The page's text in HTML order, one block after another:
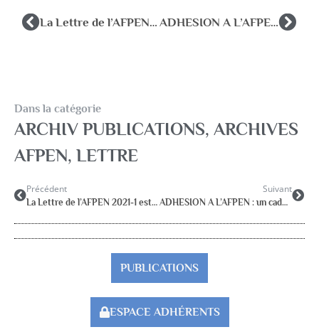
La Lettre de l’AFPEN 2021-1 est parue… ADHESION A L’AFPEN : un cadeau pour le 1000 ième adhérent inscrit dans l’année
Dans la catégorie
ARCHIV PUBLICATIONS, ARCHIVES
AFPEN, LETTRE
Précédent
La Lettre de l’AFPEN 2021-1 est parue…
Suivant
ADHESION A L’AFPEN : un cadeau pour le 1000 ième adhérent inscrit dans l’année
PUBLICATIONS
ESPACE ADHÉRENTS